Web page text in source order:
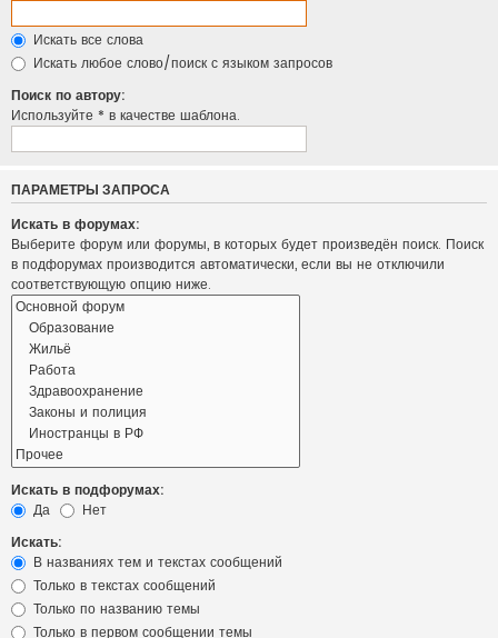
Искать все слова
Искать любое слово/поиск с языком запросов
Поиск по автору:
Используйте * в качестве шаблона.
ПАРАМЕТРЫ ЗАПРОСА
Искать в форумах:
Выберите форум или форумы, в которых будет произведён поиск. Поиск
в подфорумах производится автоматически, если вы не отключили
соответствующую опцию ниже.
Искать в подфорумах:
Да
Нет
Искать:
В названиях тем и текстах сообщений
Только в текстах сообщений
Только по названию темы
Только в первом сообщении темы